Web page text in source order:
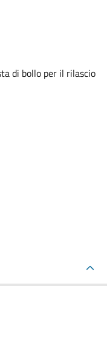
di bollo per il rilascio